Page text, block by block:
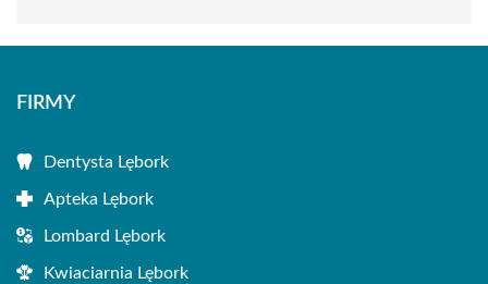
FIRMY
Dentysta Lębork
Apteka Lębork
Lombard Lębork
Kwiaciarnia Lębork